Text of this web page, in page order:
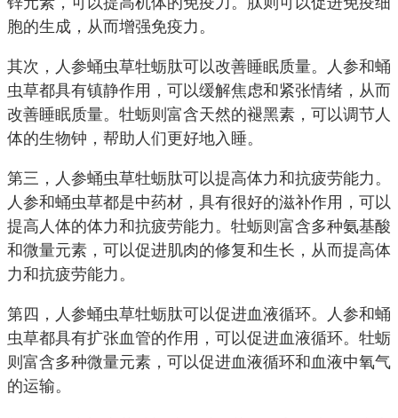
胞的生成，从而增强免疫力。
其次，人参蛹虫草牡蛎肽可以改善睡眠质量。人参和蛹
虫草都具有镇静作用，可以缓解焦虑和紧张情绪，从而
改善睡眠质量。牡蛎则富含天然的褪黑素，可以调节人
体的生物钟，帮助人们更好地入睡。
第三，人参蛹虫草牡蛎肽可以提高体力和抗疲劳能力。
人参和蛹虫草都是中药材，具有很好的滋补作用，可以
提高人体的体力和抗疲劳能力。牡蛎则富含多种氨基酸
和微量元素，可以促进肌肉的修复和生长，从而提高体
力和抗疲劳能力。
第四，人参蛹虫草牡蛎肽可以促进血液循环。人参和蛹
虫草都具有扩张血管的作用，可以促进血液循环。牡蛎
则富含多种微量元素，可以促进血液循环和血液中氧气
的运输。